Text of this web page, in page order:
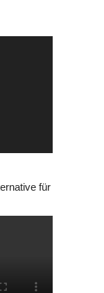
für